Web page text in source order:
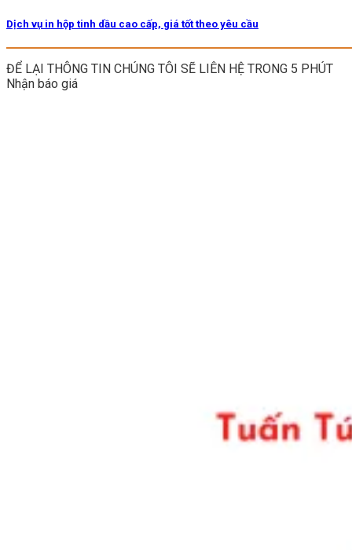
Dịch vụ in hộp tinh dầu cao cấp, giá tốt theo yêu cầu
ĐỂ LẠI THÔNG TIN CHÚNG TÔI SẼ LIÊN HỆ TRONG 5 PHÚT
Nhận báo giá